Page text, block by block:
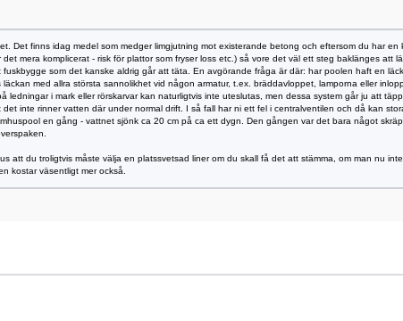
Det finns idag medel som medger limgjutning mot existerande betong och eftersom du har en
mera komplicerat - risk för plattor som fryser loss etc.) så vore det väl ett steg baklänges att
som det kanske aldrig går att täta. En avgörande fråga är där: har poolen haft en
med allra största sannolikhet vid någon armatur, t.ex. bräddavloppet, lamporna eller
i mark eller rörskarvar kan naturligtvis inte uteslutas, men dessa system går ju att
inte rinner vatten där under normal drift. I så fall har ni ett fel i centralventilen och då kan
en gång - vattnet sjönk ca 20 cm på ca ett dygn. Den gången var det bara något
att du troligtvis måste välja en platssvetsad liner om du skall få det att stämma, om man nu
kostar väsentligt mer också.